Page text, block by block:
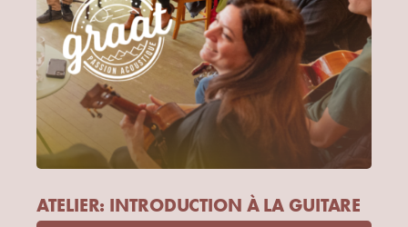
ATELIER: INTRODUCTION À LA GUITARE